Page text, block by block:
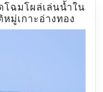
ฉมโผล่เล่นน้ำใน
มู่เกาะอ่างทอง
วาฬ